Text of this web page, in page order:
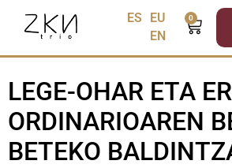
0
ES
EU
EN
LEGE-OHAR ETA
ORDINARIOAREN
BETEKO